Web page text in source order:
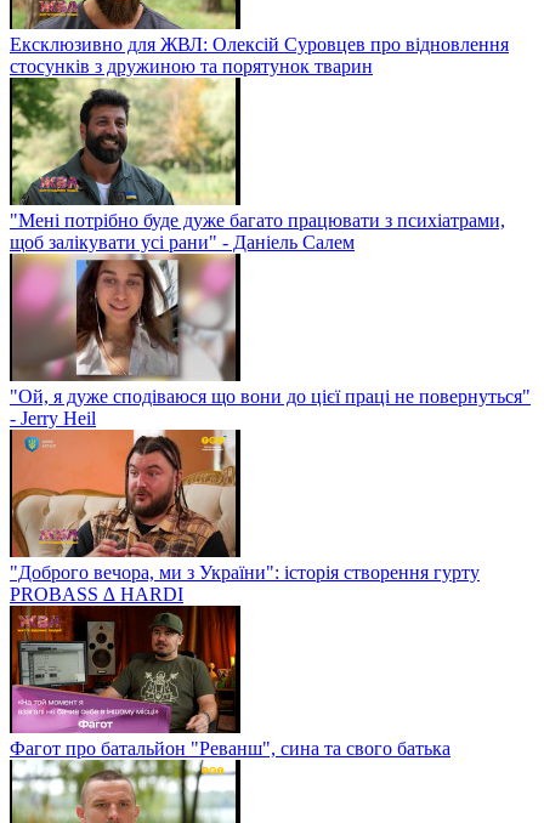
Ексклюзивно для ЖВЛ: Олексій Суровцев про відновлення
стосунків з дружиною та порятунок тварин
"Мені потрібно буде дуже багато працювати з психіатрами,
щоб залікувати усі рани" - Даніель Салем
"Ой, я дуже сподіваюся що вони до цієї праці не повернуться"
- Jerry Heil
"Доброго вечора, ми з України": історія створення гурту
PROBASS ∆ HARDI
Фагот про батальйон "Реванш", сина та свого батька